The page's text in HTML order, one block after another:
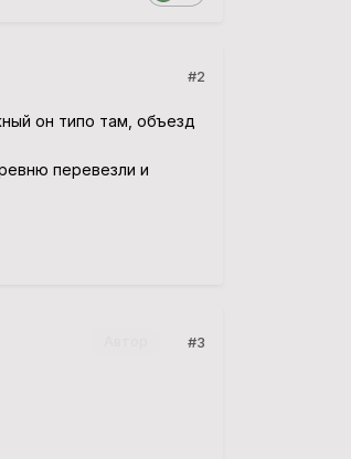
#2
он типо там, объезд
перевезли и
#3